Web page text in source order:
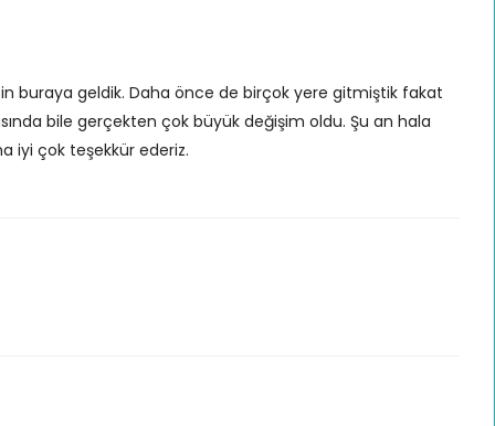
buraya geldik. Daha önce de birçok yere gitmiştik fakat
bile gerçekten çok büyük değişim oldu. Şu an hala
iyi çok teşekkür ederiz.